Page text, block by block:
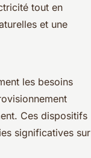
tout en
et une
les besoins
Ces dispositifs
significatives sur